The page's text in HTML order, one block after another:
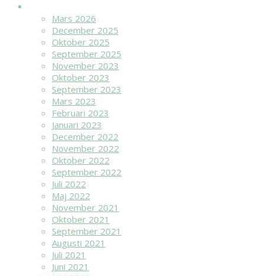
Mars 2026
December 2025
Oktober 2025
September 2025
November 2023
Oktober 2023
September 2023
Mars 2023
Februari 2023
Januari 2023
December 2022
November 2022
Oktober 2022
September 2022
Juli 2022
Maj 2022
November 2021
Oktober 2021
September 2021
Augusti 2021
Juli 2021
Juni 2021